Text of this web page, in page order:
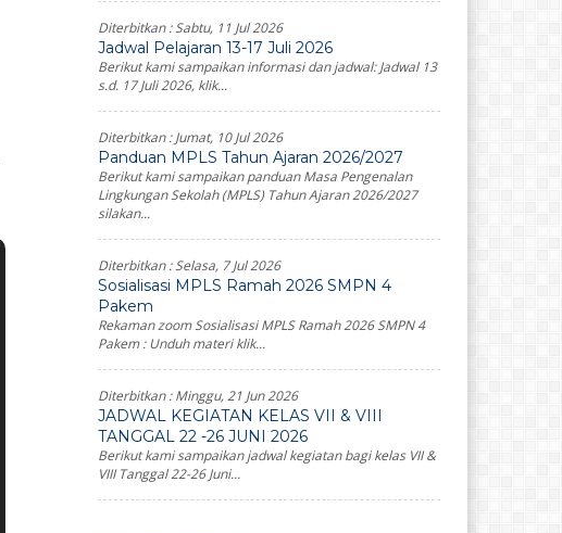
Diterbitkan :Sabtu, 11 Jul 2026
Jadwal Pelajaran 13-17 Juli 2026
Berikut kami sampaikan informasi dan jadwal: Jadwal 13
s.d. 17 Juli 2026, klik...
Diterbitkan :Jumat, 10 Jul 2026
Panduan MPLS Tahun Ajaran 2026/2027
Berikut kami sampaikan panduan Masa Pengenalan
Lingkungan Sekolah (MPLS) Tahun Ajaran 2026/2027
silakan...
Diterbitkan :Selasa, 7 Jul 2026
Sosialisasi MPLS Ramah 2026 SMPN 4
Pakem
Rekaman zoom Sosialisasi MPLS Ramah 2026 SMPN 4
Pakem : Unduh materi klik...
Diterbitkan :Minggu, 21 Jun 2026
JADWAL KEGIATAN KELAS VII & VIII
TANGGAL 22 -26 JUNI 2026
Berikut kami sampaikan jadwal kegiatan bagi kelas VII &
VIII Tanggal 22-26 Juni...